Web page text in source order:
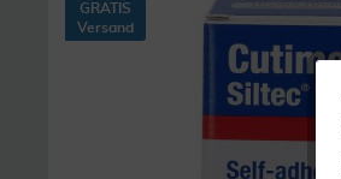
GRATIS
Versand